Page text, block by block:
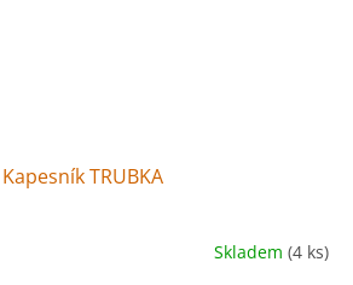
Kapesník TRUBKA
Skladem (4 ks)